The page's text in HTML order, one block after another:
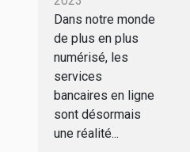
peuvent
aider à
réduire
notre
empreinte
carbone
Dans notre monde
de plus en plus
numérisé, les
services
bancaires en ligne
sont désormais
une réalité...